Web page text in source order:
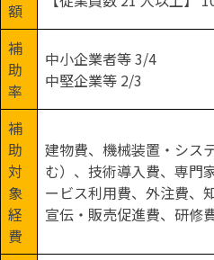
額
補
助
率
中小企業者等 3/4
中堅企業等 2/3
補
助
対
象
経
費
建物費、機械装置・シス
む）、技術導入費、専門
ービス利用費、外注費、
宣伝・販売促進費、研修